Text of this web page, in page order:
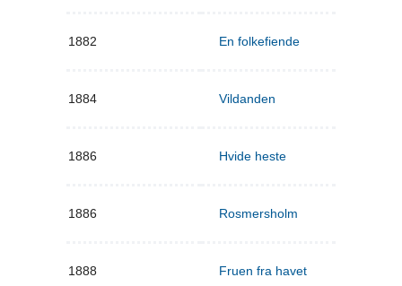
1882 En folkefiende
1884 Vildanden
1886 Hvide heste
1886 Rosmersholm
1888 Fruen fra havet